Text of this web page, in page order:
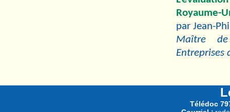
Royaume-
par Jean-
Maître de
Entreprises
Télédoc